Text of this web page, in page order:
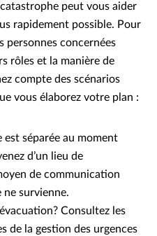
catastrophe peut vous aider
rapidement possible. Pour
personnes concernées
rôles et la manière de
compte des scénarios
vous élaborez votre plan :
séparée au moment
d’un lieu de
de communication
survienne.
Consultez les
de la gestion des urgences